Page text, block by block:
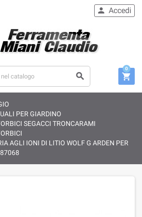

 Accedi

0
PER GIARDINO
SEGACCI TRONCARAMI
AGLI IONI DI LITIO WOLF G ARDEN PER